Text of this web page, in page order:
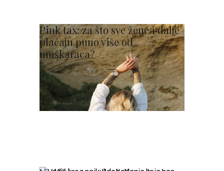
Pink tax: za što sve žene i dalje
plaćaju puno više od
muškaraca?